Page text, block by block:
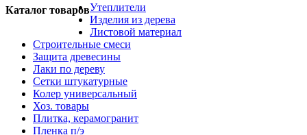
Каталог товаровУтеплители
Изделия из дерева
Листовой материал
Строительные смеси
Защита древесины
Лаки по дереву
Сетки штукатурные
Колер универсальный
Хоз. товары
Плитка, керамогранит
Пленка п/э